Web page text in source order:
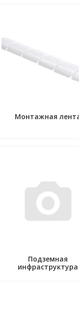
Монтажная
Подземная
инфраструктура